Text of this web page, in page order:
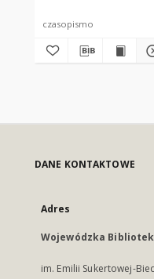
czasopismo
DANE KONTAKTOWE
Adres
Wojewódzka
im. Emilii Sukertowej-